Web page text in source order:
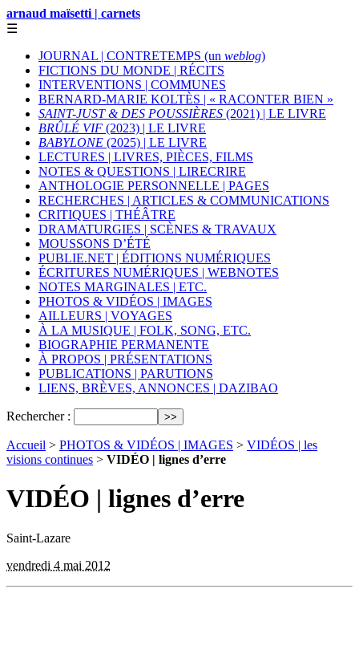
arnaud maïsetti | carnets
☰
JOURNAL | CONTRETEMPS (un weblog)
FICTIONS DU MONDE | RÉCITS
INTERVENTIONS | COMMUNES
BERNARD-MARIE KOLTÈS | « RACONTER BIEN »
SAINT-JUST & DES POUSSIÈRES (2021) | LE LIVRE
BRÛLÉ VIF (2023) | LE LIVRE
BABYLONE (2025) | LE LIVRE
LECTURES | LIVRES, PIÈCES, FILMS
NOTES & QUESTIONS | LIRECRIRE
ANTHOLOGIE PERSONNELLE | PAGES
RECHERCHES | ARTICLES & COMMUNICATIONS
CRITIQUES | THÉÂTRE
DRAMATURGIES | SCÈNES & TRAVAUX
MOUSSONS D’ÉTÉ
PUBLIE.NET | ÉDITIONS NUMÉRIQUES
ÉCRITURES NUMÉRIQUES | WEBNOTES
NOTES MARGINALES | ETC.
PHOTOS & VIDÉOS | IMAGES
AILLEURS | VOYAGES
À LA MUSIQUE | FOLK, SONG, ETC.
BIOGRAPHIE PERMANENTE
À PROPOS | PRÉSENTATIONS
PUBLICATIONS | PARUTIONS
LIENS, BRÈVES, ANNONCES | DAZIBAO
Rechercher :
Accueil > PHOTOS & VIDÉOS | IMAGES > VIDÉOS | les
visions continues > VIDÉO | lignes d’erre
VIDÉO | lignes d’erre
Saint-Lazare
vendredi 4 mai 2012